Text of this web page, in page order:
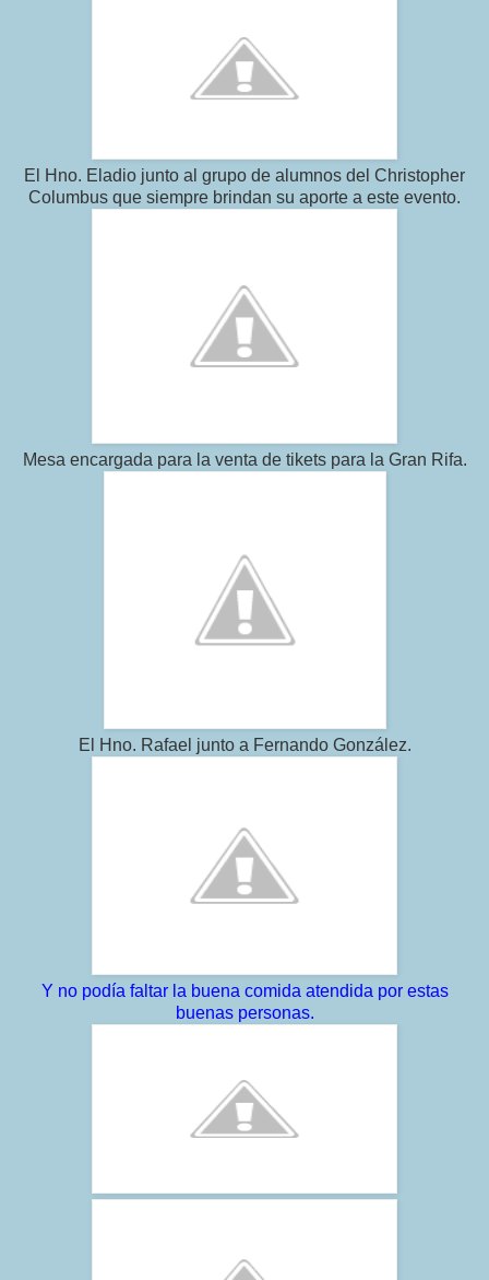
El Hno. Eladio junto al grupo de alumnos del Christopher
Columbus que siempre brindan su aporte a este evento.
Mesa encargada para la venta de tikets para la Gran Rifa.
El Hno. Rafael junto a Fernando González.
Y no podía faltar la buena comida atendida por estas
buenas personas.